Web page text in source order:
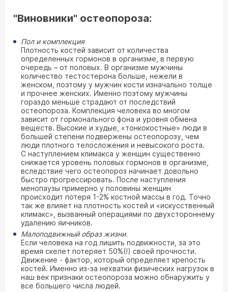
"Виновники" остеопороза:
Пол и комплекция
Плотность костей зависит от количества
определенных гормонов в организме, в первую
очередь – от половых. В организме мужчины
количество тестостерона больше, нежели в
женском, поэтому у мужчин кости изначально толще
и прочнее женских. Именно поэтому мужчины
гораздо меньше страдают от последствий
остеопороза. Комплекция человека во многом
зависит от гормонального фона и уровня обмена
веществ. Высокие и худые, «тонкокостные» люди в
большей степени подвержены остеопорозу, чем
люди плотного телосложения и невысокого роста.
С наступлением климакса у женщин существенно
снижается уровень половых гормонов в организме,
вследствие чего остеопороз начинает довольно
быстро прогрессировать. После наступления
менопаузы примерно у половины женщин
происходит потеря 1-2% костной массы в год. Точно
так же влияет на плотность костей и «искусственный
климакс», вызванный операциями по двухстороннему
удалению яичников.
Малоподвижный образ жизни.
Если человека на год лишить подвижности, за это
время скелет потеряет 50%(!) своей прочности.
Движение - фактор, который определяет крепость
костей. Именно из-за нехватки физических нагрузок в
наш век признаки остеопороза можно обнаружить у
все большего числа людей.